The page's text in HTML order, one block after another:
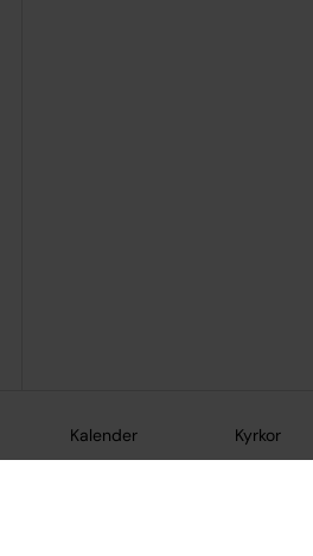
Kalender Kyrkor